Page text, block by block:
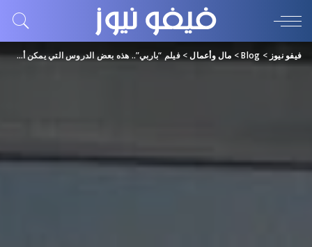
فيفو نيوز >
Blog
> مال وأعمال>فيلم “باربي”.. هذه بعض الدروس التي يمكن أن تستفيد منها الشركات والموظفين